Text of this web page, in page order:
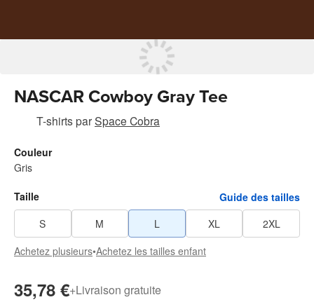
NASCAR Cowboy Gray Tee
T-shirtsparSpace Cobra
Couleur
Gris
Taille
Guide des tailles
S
M L XL
2XL
Achetez plusieurs•Achetez les tailles enfant
35,78 €+Livraison gratuite